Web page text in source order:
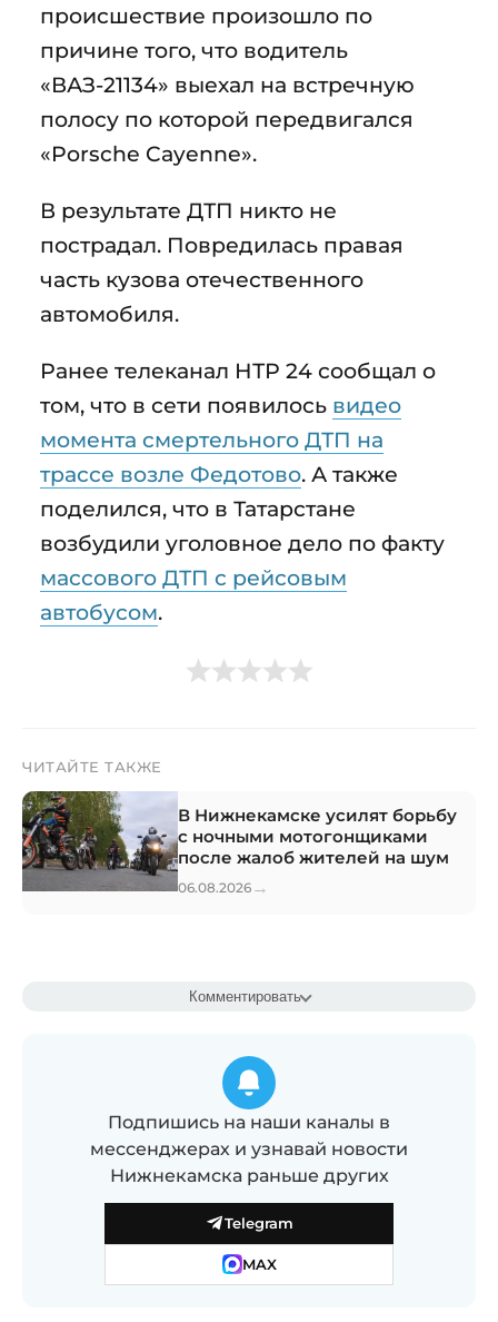
происшествие произошло по
причине того, что водитель
«ВАЗ-21134» выехал на встречную
полосу по которой передвигался
«Porsche Cayenne».
В результате ДТП никто не
пострадал. Повредилась правая
часть кузова отечественного
автомобиля.
Ранее телеканал НТР 24 сообщал о
том, что в сети появилось видео
момента смертельного ДТП на
трассе возле Федотово. А также
поделился, что в Татарстане
возбудили уголовное дело по факту
массового ДТП с рейсовым
автобусом.
ЧИТАЙТЕ ТАКЖЕ
В Нижнекамске усилят борьбу
с ночными мотогонщиками
после жалоб жителей на шум
06.08.2026 →
Комментировать
Подпишись на наши каналы в
мессенджерах и узнавай новости
Нижнекамска раньше других
Telegram
MAX